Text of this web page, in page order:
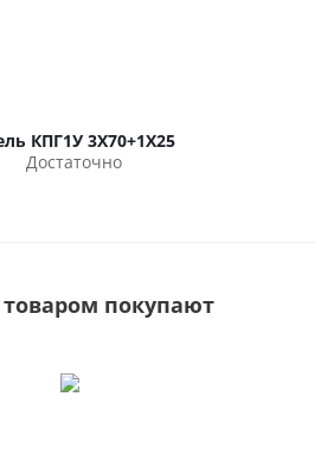
КПГ1У 3Х70+1Х25
Достаточно
покупают